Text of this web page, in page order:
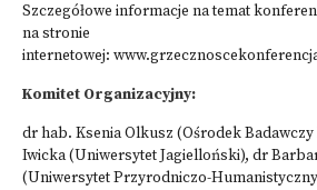
Szczegółowe informacje na temat
na stronie
internetowej:
Komitet Organizacyjny:
dr hab. Ksenia Olkusz (Ośrodek Badawczy
Iwicka (Uniwersytet Jagielloński), dr
(Uniwersytet Przyrodniczo-